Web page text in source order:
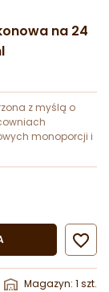
na 24
z myślą o
monoporcji i

Magazyn: 1 szt.